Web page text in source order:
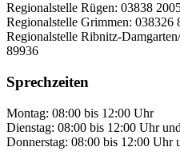
Regionalstelle Rügen: 03838
Regionalstelle Grimmen: 038326
Regionalstelle Ribnitz-
89936
Sprechzeiten
Montag: 08:00 bis 12:00 Uhr
Dienstag: 08:00 bis 12:00 Uhr
Donnerstag: 08:00 bis 12:00 Uhr